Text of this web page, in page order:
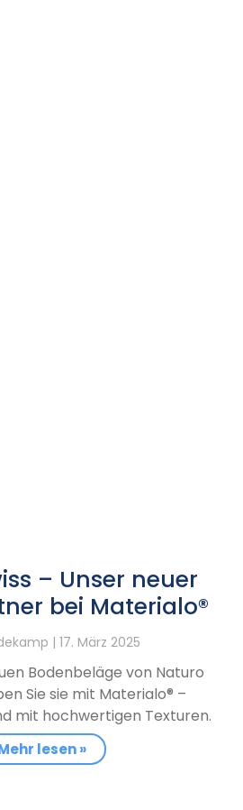
– Unser neuer
bei Materialo®
17. März 2025
Bodenbeläge von Naturo
Sie sie mit Materialo® –
mit hochwertigen Texturen.
lesen »